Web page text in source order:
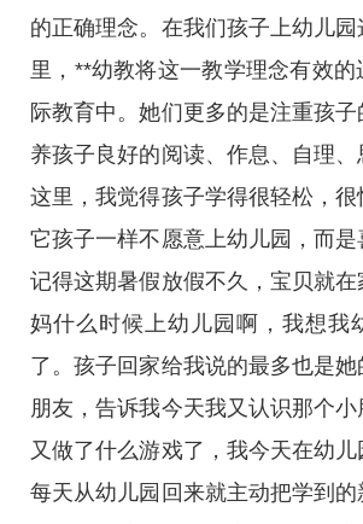
的正确理念。在我们孩子上幼儿园
里，**幼教将这一教学理念有效
际教育中。她们更多的是注重孩
养孩子良好的阅读、作息、自理
这里，我觉得孩子学得很轻松，
它孩子一样不愿意上幼儿园，而是
记得这期暑假放假不久，宝贝就
妈什么时候上幼儿园啊，我想我
了。孩子回家给我说的最多也是
朋友，告诉我今天我又认识那个
又做了什么游戏了，我今天在幼儿
每天从幼儿园回来就主动把学到